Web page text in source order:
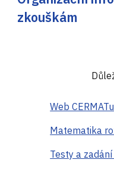
zkouškám
Web CERMATu
Matematika
Testy a